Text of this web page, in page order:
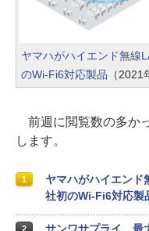
ヤマハがハイエンド無線
のWi-Fi6対応製品 （
前週に閲覧数の多か
します。
1
ヤマハがハイエンド
社初のWi-Fi6対応製
2